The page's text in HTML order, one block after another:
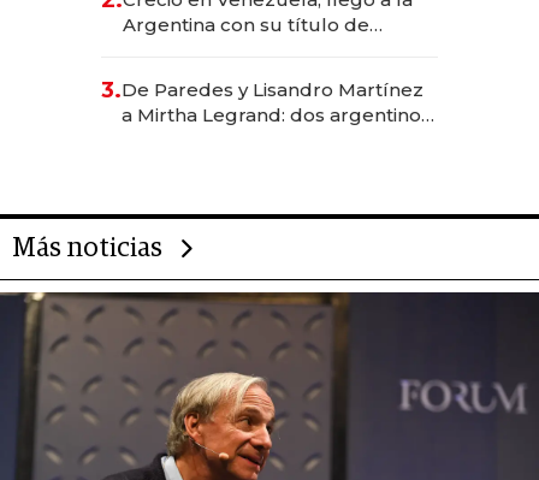
Argentina con su título de
las marcas "fast premium"
3.De Paredes y Lisandro Martínez
a Mirtha Legrand: dos argentinos
Más noticias